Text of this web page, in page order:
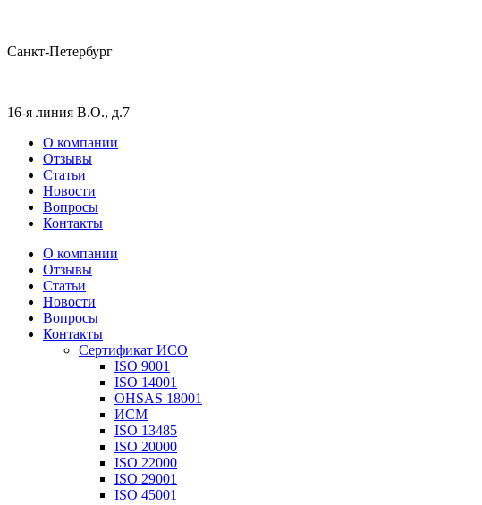
Санкт-Петербург
16-я линия В.О., д.7
О компании
Отзывы
Статьи
Новости
Вопросы
Контакты
О компании
Отзывы
Статьи
Новости
Вопросы
Контакты
Сертификат ИСО
ISO 9001
ISO 14001
OHSAS 18001
ИСМ
ISO 13485
ISO 20000
ISO 22000
ISO 29001
ISO 45001